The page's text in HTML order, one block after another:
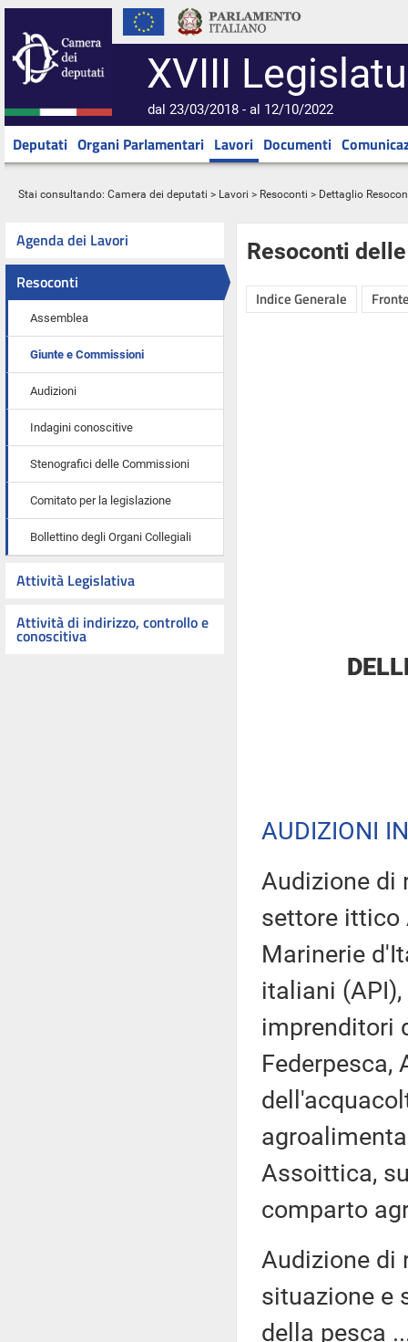
XVIII
dal 23/03/2018 - al 12/10/2022
Deputati Organi Parlamentari Lavori Documenti
Stai consultando: Camera dei deputati > Lavori > Resoconti > Dettaglio
Agenda dei Lavori
Resoconti
Assemblea
Giunte e Commissioni
Audizioni
Indagini conoscitive
Stenografici delle Commissioni
Comitato per la legislazione
Bollettino degli Organi Collegiali
Attività Legislativa
Attività di indirizzo, controllo e
conoscitiva
Resoconti
Indice Generale
AUDIZIONI
Audizione di
settore ittico
Marinerie
italiani
imprenditori
Federpesca,
Assoittica,
comparto
Audizione di
situazione e
della pesca